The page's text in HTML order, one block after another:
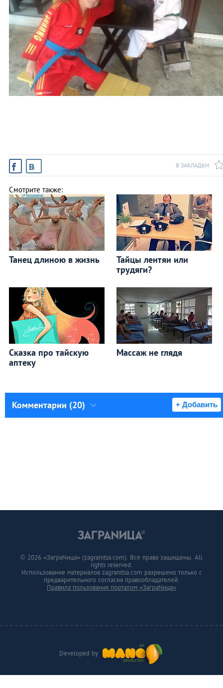
В ЗАКЛАДКИ
Смотрите также:
Танец длиною в жизнь
Тайцы лентяи или
трудяги?
Сказка про тайскую
аптеку
Массаж не глядя
Комментарии (20) + Добавить
Developed by
© 2026 «ЗаграNица» (zagranitsa.com). Все права защищены. All
rights reserved.
Использование материалов zagranitsa.com разрешено только с
предварительного согласия правообладателей.
Правила пользования порталом «ЗаграNица»